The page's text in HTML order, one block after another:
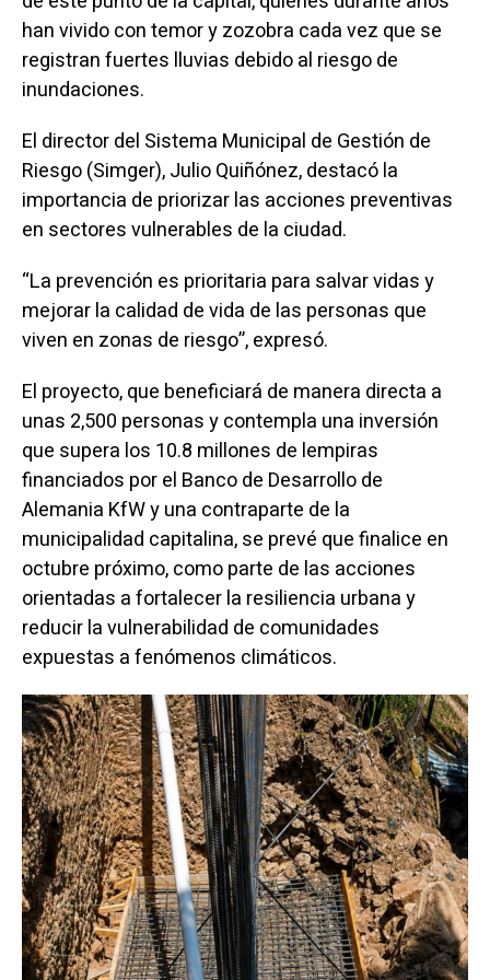
han vivido con temor y zozobra cada vez que se
registran fuertes lluvias debido al riesgo de
inundaciones.
El director del Sistema Municipal de Gestión de
Riesgo (Simger), Julio Quiñónez, destacó la
importancia de priorizar las acciones preventivas
en sectores vulnerables de la ciudad.
“La prevención es prioritaria para salvar vidas y
mejorar la calidad de vida de las personas que
viven en zonas de riesgo”, expresó.
El proyecto, que beneficiará de manera directa a
unas 2,500 personas y contempla una inversión
que supera los 10.8 millones de lempiras
financiados por el Banco de Desarrollo de
Alemania KfW y una contraparte de la
municipalidad capitalina, se prevé que finalice en
octubre próximo, como parte de las acciones
orientadas a fortalecer la resiliencia urbana y
reducir la vulnerabilidad de comunidades
expuestas a fenómenos climáticos.